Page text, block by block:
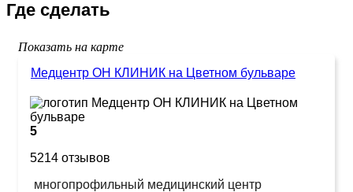
Где сделать
Показать на карте
Медцентр ОН КЛИНИК на Цветном бульваре
5
5214 отзывов
многопрофильный медицинский центр